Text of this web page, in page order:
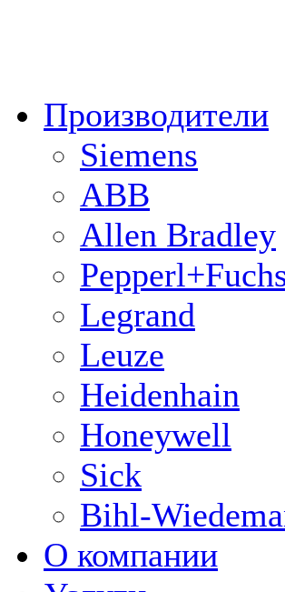
Производители
Siemens
ABB
Allen Bradley
Legrand
Leuze
Heidenhain
Honeywell
Sick
Bihl-
О компании